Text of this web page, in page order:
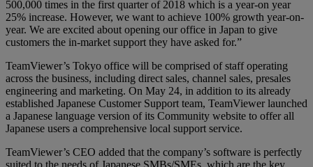
500,000 times in the first quarter of 2018 which is a year-on year
25% increase. However, we want to achieve 100% growth year-on-
year. We are excited about opening our office in Japan to give
customers the in-market support they have asked for.”
TeamViewer’s Tokyo office will be comprised of staff operating
across the business, including direct sales, channel sales, presales
engineering and marketing. On May 24, in addition to its already
established Japanese Customer Support team, TeamViewer launched
a Japanese language version of its Community website to offer all
Japanese users a comprehensive local support service.
TeamViewer’s CEO added that the company’s software is perfectly
suited to the needs of Japanese SMBs/SMEs, which are the key